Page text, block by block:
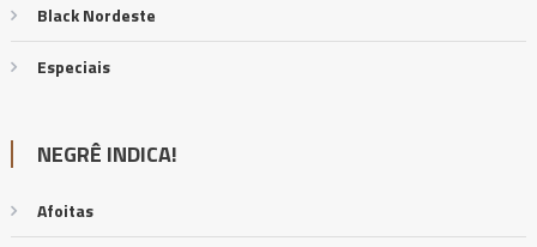
Black Nordeste
Especiais
NEGRÊ INDICA!
Afoitas